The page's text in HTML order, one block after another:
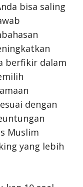
bisa saling
berfikir dalam
dengan
Muslim
yang lebih